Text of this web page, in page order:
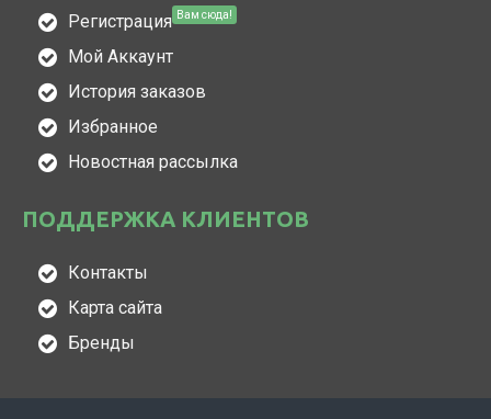
Регистрация Вам сюда!
Мой Аккаунт
История заказов
Избранное
Новостная рассылка
ПОДДЕРЖКА КЛИЕНТОВ
Контакты
Карта сайта
Бренды